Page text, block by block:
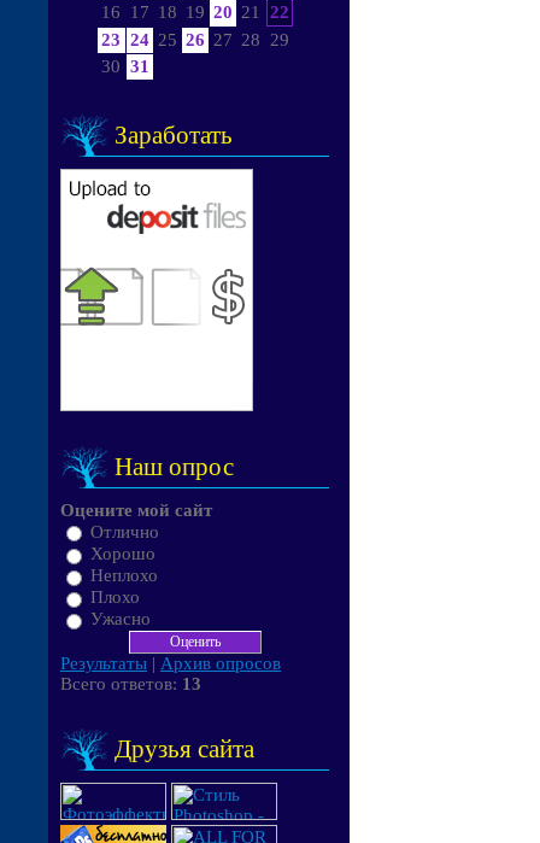
16
17 18 19 20 21
22
23 24 25 26 27 28
29
30 31
Заработать
Наш опрос
Оцените мой сайт
Отлично
Хорошо
Неплохо
Плохо
Ужасно
Результаты | Архив опросов
Всего ответов: 13
Друзья сайта